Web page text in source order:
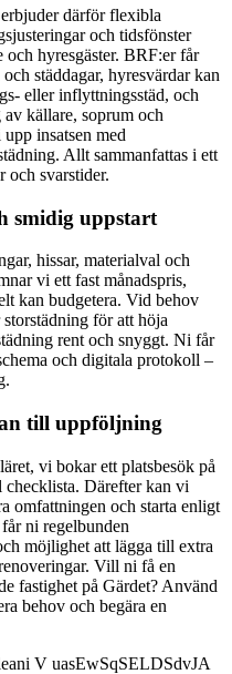
därför flexibla
och tidsfönster
hyresgäster. BRF:er får
städdagar, hyresvärdar kan
eller inflyttningsstäd, och
av källare, soprum och
insatsen med
Allt sammanfattas i ett
och svarstider.
smidig uppstart
hissar, materialval och
vi ett fast månadspris,
kan budgetera. Vid behov
för att höja
rent och snyggt. Ni får
och digitala protokoll –
till uppföljning
vi bokar ett platsbesök på
Därefter kan vi
omfattningen och starta enligt
ni regelbunden
möjlighet att lägga till extra
Vill ni få en
fastighet på Gärdet? Använd
behov och begära en